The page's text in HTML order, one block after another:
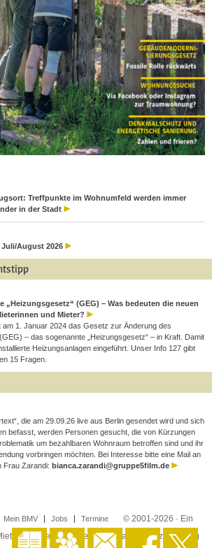
Treffpunkte im Wohnumfeld werden immer
in der Stadt
Juli/August 2026
„Heizungsgesetz“ (GEG) – Was bedeuten die neuen
und Mieter?
am 1. Januar 2024 das Gesetz zur Änderung des
– das sogenannte „Heizungsgesetz“ – in Kraft. Damit
Heizungsanlagen eingeführt. Unser Info 127 gibt
15 Fragen.
die am 29.09.26 live aus Berlin gesendet wird und sich
befasst, werden Personen gesucht, die von Kürzungen
um bezahlbaren Wohnraum betroffen sind und ihr
vorbringen möchten. Bei Interesse bitte eine Mail an
Frau Zarandi: bianca.zarandi@gruppe5film.de
Mein BMV Jobs Termine
© 2001-2026 · Ein
e.V. ·Impressum·Datenschutzerklärung